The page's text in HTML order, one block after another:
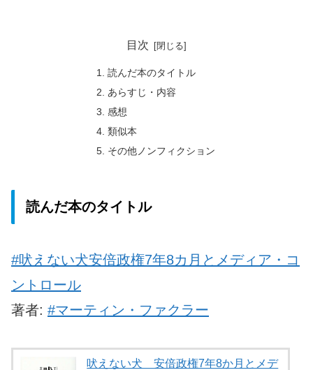
目次
読んだ本のタイトル
あらすじ・内容
感想
類似本
その他ノンフィクション
読んだ本のタイトル
#吠えない犬安倍政権7年8カ月とメディア・コ
ントロール
著者: #マーティン・ファクラー
吠えない犬 安倍政権7年8か月とメデ